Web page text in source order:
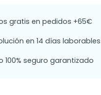
gratis en pedidos +65€
en 14 días laborables
100% seguro garantizado